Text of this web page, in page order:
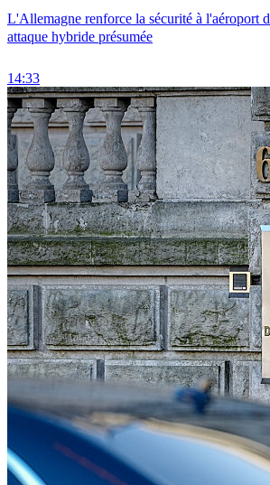
L'Allemagne renforce la sécurité à l'aéroport
attaque hybride présumée
14:33